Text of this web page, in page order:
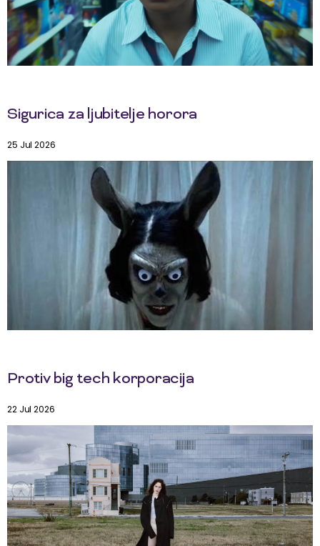
Sigurica za ljubitelje horora
25 Jul 2026
Protiv big tech korporacija
22 Jul 2026